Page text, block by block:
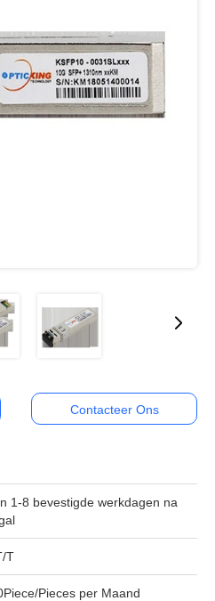
1-8 bevestigde werkdagen na
T
Pieces per Maand
Contacteer Ons